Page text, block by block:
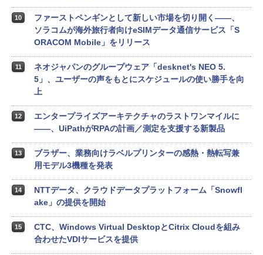
10
ファーストペンギンとして新しい市場を切り開く――、
ソラコムが海外旅行者向けeSIMデータ通信サービス「S
ORACOM Mobile」をリリース
11
ネオジャパンのグループウェア「desknet's NEO 5.
5」、ユーザーの声をもとにスケジュールの使い勝手を向
上
12
エンタープライズアーキテクチャのラストワンマイルに
――、UiPathがRPAの計画／測定を支援する新製品
13
ブラザー、業務向けラベルプリンターの感熱・熱転写兼
用モデル3機種を発表
14
NTTデータ、クラウドデータプラットフォーム「Snowfl
ake」の提供を開始
15
CTC、Windows Virtual DesktopとCitrix Cloudを組み
合わせたVDIサービスを提供